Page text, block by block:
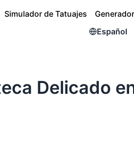
Español
Simulador de Tatuajes
Delicado